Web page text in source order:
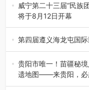
威宁第二十三届“民族
将于8月12日开幕
8月7日，威宁彝族回
杯”篮球赛暨2026年“
第四届遵义海龙屯国
8月7日，第四届遵义
界文化遗产地海龙屯
贵阳市唯一！苗疆秘
遗地图——来贵阳，必
2026年7月21日，